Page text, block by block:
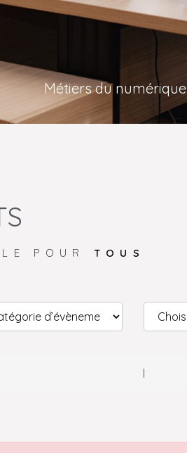
Métiers du numérique
POUR TOUS
|